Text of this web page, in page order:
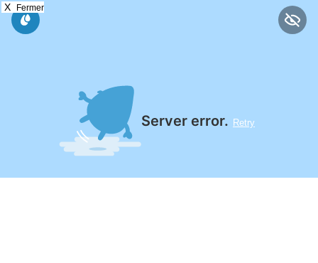
X Fermer